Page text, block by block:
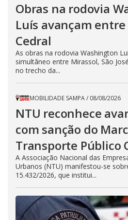
Obras na rodovia
Luís avançam
Cedral
As obras na rodovia Washington
simultâneo entre Mirassol, São
no trecho da...
MOBILIDADE SAMPA/ 08/08/2026
NTU reconhece
com sanção do
Transporte Público
A Associação Nacional das
Urbanos (NTU) manifestou-se
15.432/2026, que institui...